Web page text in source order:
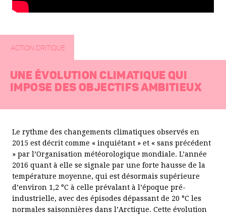
ACTION CRITIQUE
UNE ÉVOLUTION CLIMATIQUE QUI
IMPOSE DES OBJECTIFS AMBITIEUX
Le rythme des changements climatiques observés en
2015 est décrit comme « inquiétant » et « sans précédent
» par l’Organisation météorologique mondiale. L’année
2016 quant à elle se signale par une forte hausse de la
température moyenne, qui est désormais supérieure
d’environ 1,2 °C à celle prévalant à l’époque pré-
industrielle, avec des épisodes dépassant de 20 °C les
normales saisonnières dans l’Arctique. Cette évolution